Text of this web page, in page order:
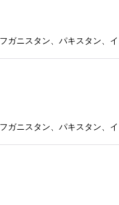
ガニスタン、パキスタン
ガニスタン、パキスタン